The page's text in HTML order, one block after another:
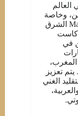
وخاصة
بين الشباب. وفقًا لدراسة أجرتها Markettiers الشرق
في
في الإمارات
في مصر، و4% في المغرب،
تعزيز
الغني